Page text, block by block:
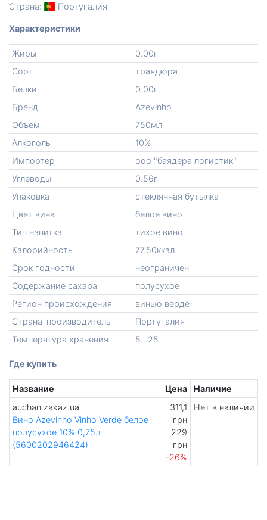
Страна: Португалия
Характеристики
Жиры
0.00г
Сорт
траядюра
Белки
0.00г
Бренд
Azevinho
Объем
750мл
Алкоголь
10%
Импортер
ооо "баядера логистик"
Углеводы
0.56г
Упаковка
стеклянная бутылка
Цвет вина
белое вино
Тип напитка
тихое вино
Калорийность
77.50ккал
Срок годности
неограничен
Содержание сахара
полусухое
Регион происхождения
винью верде
Страна-производитель
Португалия
Температура хранения
5...25
Где купить
Название Цена
Наличие
auchan.zakaz.ua
Вино Azevinho Vinho Verde белое
полусухое 10% 0,75л
(5600202946424)
311,1
грн
229
грн
-26%
Нет в наличии